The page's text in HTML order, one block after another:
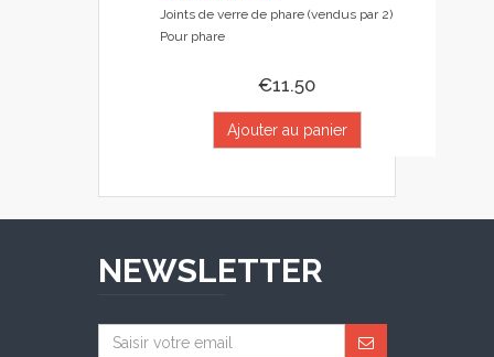
Joints de verre de phare (vendus par 2)
Pour phare
€11.50
Ajouter au panier
NEWSLETTER